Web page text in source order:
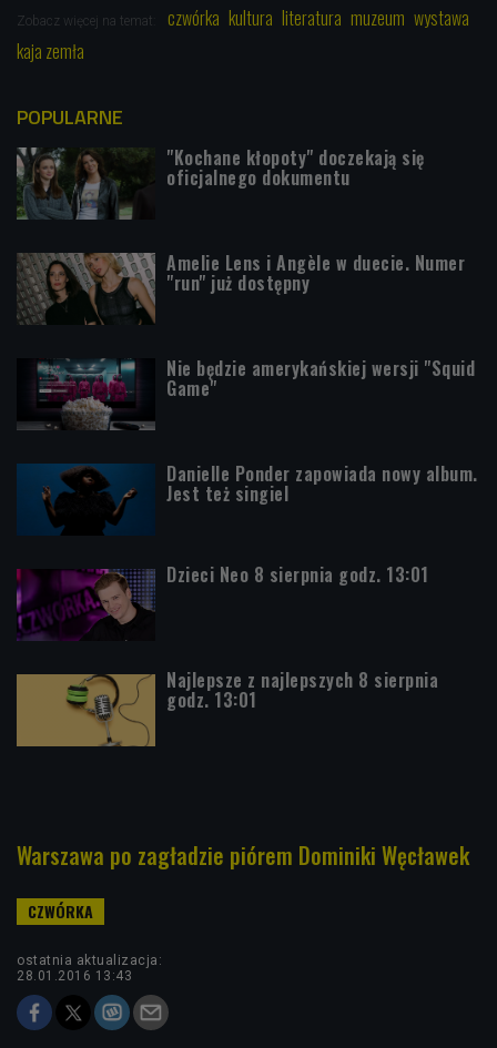
Zobacz więcej na temat: czwórka kultura literatura muzeum wystawa
kaja zemła
POPULARNE
"Kochane kłopoty" doczekają się
oficjalnego dokumentu
Amelie Lens i Angèle w duecie. Numer
"run" już dostępny
Nie będzie amerykańskiej wersji "Squid
Game"
Danielle Ponder zapowiada nowy album.
Jest też singiel
Dzieci Neo 8 sierpnia godz. 13:01
Najlepsze z najlepszych 8 sierpnia
godz. 13:01
Warszawa po zagładzie piórem Dominiki Węcławek
ostatnia aktualizacja:
28.01.2016 13:43